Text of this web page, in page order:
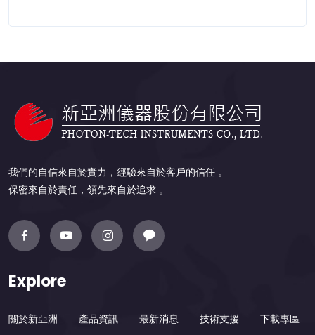
我們的自信來自於實力，經驗來自於客戶的信任 。
保密來自於責任，領先來自於追求 。
Explore
關於新亞洲 產品資訊 最新消息 技術支援 下載專區